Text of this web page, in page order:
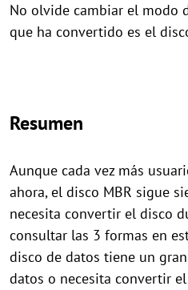
No olvide cambiar el modo
que ha convertido es el
Resumen
Aunque cada vez más
ahora, el disco MBR sigue
necesita convertir el disco
consultar las 3 formas en
disco de datos tiene un
datos o necesita convertir